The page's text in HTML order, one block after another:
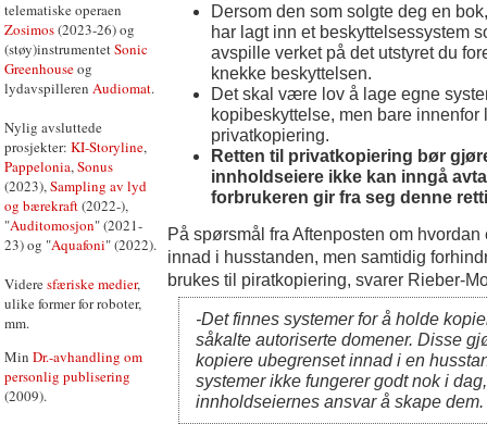
telematiske operaen
Zosimos(2023-26) og
(støy)instrumentetSonic
Greenhouseog
lydavspilleren Audiomat.
Nylig avsluttede
prosjekter: KI-Storyline,
Pappelonia,Sonus
(2023),Sampling av lyd
og bærekraft(2022-),
"Auditomosjon" (2021-
23) og "Aquafoni" (2022).
Videresfæriske medier,
ulike former for roboter,
mm.
Min Dr.-avhandling om
personlig publisering
(2009).
Dersom den som solgte deg en
har lagt inn et beskyttelsessystem
avspille verket på det utstyret du
knekke beskyttelsen.
Det skal være lov å lage egne
kopibeskyttelse, men bare innenfor
privatkopiering.
Retten til privatkopiering bør
innholdseiere ikke kan inngå
forbrukeren gir fra seg denne
På spørsmål fra Aftenposten om
innad i husstanden, men samtidig
brukes til piratkopiering, svarer Rieber-
-Det finnes systemer for å holde
såkalte autoriserte domener. Disse
kopiere ubegrenset innad i en
systemer ikke fungerer godt nok i
innholdseiernes ansvar å skape dem.